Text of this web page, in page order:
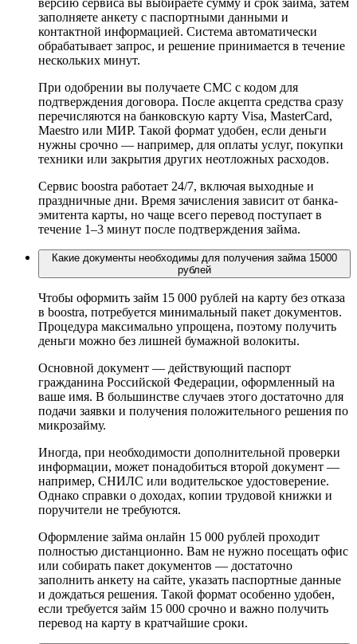
заполняете анкету с паспортными данными и
контактной информацией. Система автоматически
обрабатывает запрос, и решение принимается в течение
нескольких минут.
При одобрении вы получаете СМС с кодом для
подтверждения договора. После акцепта средства сразу
перечисляются на банковскую карту Visa, MasterCard,
Maestro или МИР. Такой формат удобен, если деньги
нужны срочно — например, для оплаты услуг, покупки
техники или закрытия других неотложных расходов.
Сервис boostra работает 24/7, включая выходные и
праздничные дни. Время зачисления зависит от банка-
эмитента карты, но чаще всего перевод поступает в
течение 1–3 минут после подтверждения займа.
Какие документы необходимы для получения займа 15000
рублей
Чтобы оформить займ 15 000 рублей на карту без отказа
в boostra, потребуется минимальный пакет документов.
Процедура максимально упрощена, поэтому получить
деньги можно без лишней бумажной волокиты.
Основной документ — действующий паспорт
гражданина Российской Федерации, оформленный на
ваше имя. В большинстве случаев этого достаточно для
подачи заявки и получения положительного решения по
микрозайму.
Иногда, при необходимости дополнительной проверки
информации, может понадобиться второй документ —
например, СНИЛС или водительское удостоверение.
Однако справки о доходах, копии трудовой книжки и
поручители не требуются.
Оформление займа онлайн 15 000 рублей проходит
полностью дистанционно. Вам не нужно посещать офис
или собирать пакет документов — достаточно
заполнить анкету на сайте, указать паспортные данные
и дождаться решения. Такой формат особенно удобен,
если требуется займ 15 000 срочно и важно получить
перевод на карту в кратчайшие сроки.